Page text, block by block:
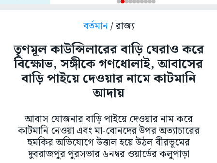
বর্তমান/ রাজ্য
তৃণমূল কাউন্সিলারের বাড়ি ঘেরাও করে
বিক্ষোভ, সঙ্গীকে গণধোলাই, আবাসের
বাড়ি পাইয়ে দেওয়ার নামে কাটমানি
আদায়
আবাস যোজনার বাড়ি পাইয়ে দেওয়ার নাম করে
কাটমানি নেওয়া এবং মা-বোনদের উপর অত্যাচারের
হুমকির অভিযোগে উত্তাল হয়ে উঠল বীরভূমের
দুবরাজপুর পুরসভার ৬নম্বর ওয়ার্ডের কলুপাড়া